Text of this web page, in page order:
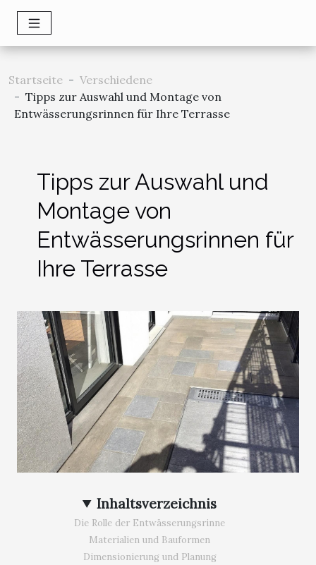
Startseite
Verschiedene
Tipps zur Auswahl und Montage von
Entwässerungsrinnen für Ihre Terrasse
Tipps zur Auswahl und
Montage von
Entwässerungsrinnen für
Ihre Terrasse
Inhaltsverzeichnis
Die Rolle der Entwässerungsrinne
Materialien und Bauformen
Dimensionierung und Planung